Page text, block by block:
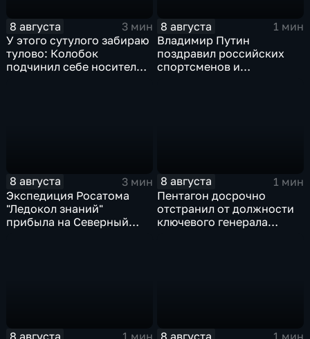
8 августа
3 мин
У этого сутулого забираю
тулово: Колобок
подчинил себе носителя в
8 августа
1 мин
Владимир Путин
поздравил российских
спортсменов и
8 августа
3 мин
Экспедиция Росатома
"Ледокол знаний"
прибыла на Северный
8 августа
1 мин
Пентагон досрочно
отстранил от должности
ключевого генерала
8 августа 8 августа